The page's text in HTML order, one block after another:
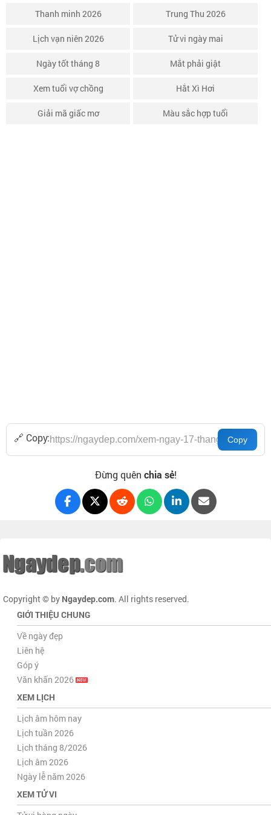
Thanh minh 2026 Trung Thu 2026
Lịch vạn niên 2026 Tử vi ngày mai
Ngày tốt tháng 8 Mắt phải giật
Xem tuổi vợ chồng Hắt Xì Hơi
Giải mã giấc mơ Màu sắc hợp tuổi
🔗 Copy:
Đừng quên chia sẻ!
Copyright © by Ngaydep.com. All rights reserved.
GIỚI THIỆU CHUNG
Về ngày đẹp
Liên hệ
Góp ý
Văn khấn 2026
XEM LỊCH
Lịch âm hôm nay
Lịch tuần 2026
Lịch tháng 8/2026
Lịch âm 2026
Ngày lễ năm 2026
XEM TỬ VI